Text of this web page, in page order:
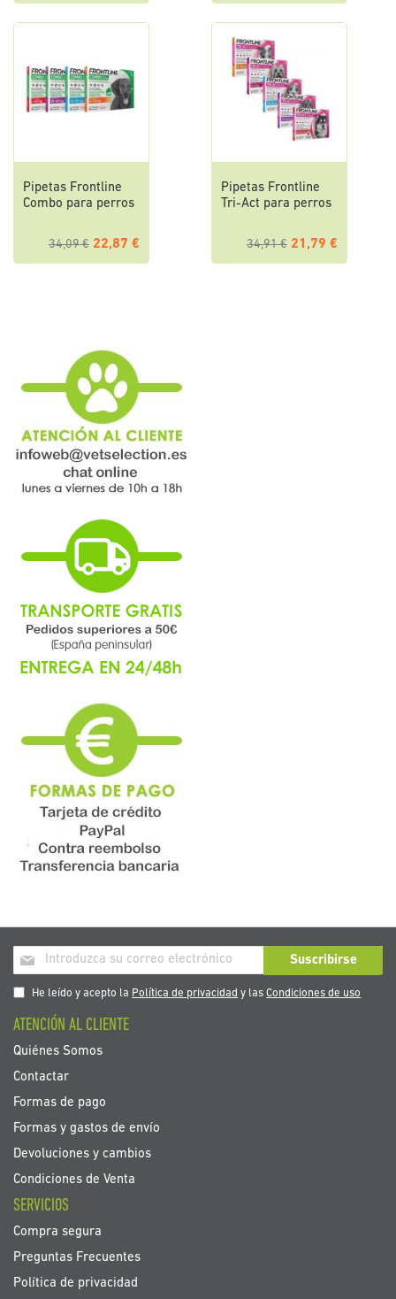
Pipetas Frontline
Combo para perros
34,09 € 22,87 €
Pipetas Frontline
Tri-Act para perros
34,91 € 21,79 €
Inscríbase
a
nuestro
de
noticias:
Suscribirse
He leído y acepto la Política de privacidad y lasCondiciones de uso
ATENCIÓN AL CLIENTE
Quiénes Somos
Contactar
Formas de pago
Formas y gastos de envío
Devoluciones y cambios
Condiciones de Venta
SERVICIOS
Compra segura
Preguntas Frecuentes
Política de privacidad